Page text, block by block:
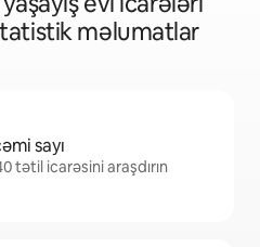
məlumatlar
sayı
tətil icarəsini araşdırın